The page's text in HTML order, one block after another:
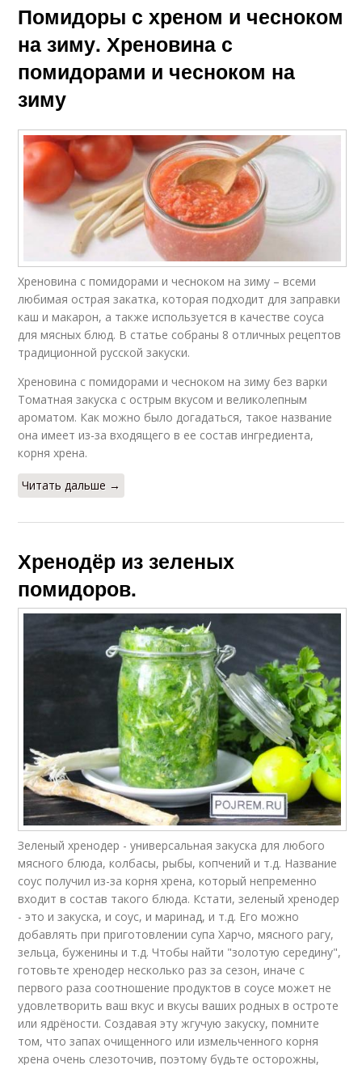
Помидоры с хреном и чесноком
на зиму. Хреновина с
помидорами и чесноком на
зиму
Хреновина с помидорами и чесноком на зиму – всеми
любимая острая закатка, которая подходит для заправки
каш и макарон, а также используется в качестве соуса
для мясных блюд. В статье собраны 8 отличных рецептов
традиционной русской закуски.
Хреновина с помидорами и чесноком на зиму без варки
Томатная закуска с острым вкусом и великолепным
ароматом. Как можно было догадаться, такое название
она имеет из-за входящего в ее состав ингредиента,
корня хрена.
Читать дальше →
Хренодёр из зеленых
помидоров.
Зеленый хренодер - универсальная закуска для любого
мясного блюда, колбасы, рыбы, копчений и т.д. Название
соус получил из-за корня хрена, который непременно
входит в состав такого блюда. Кстати, зеленый хренодер
- это и закуска, и соус, и маринад, и т.д. Его можно
добавлять при приготовлении супа Харчо, мясного рагу,
зельца, буженины и т.д. Чтобы найти "золотую середину",
готовьте хренодер несколько раз за сезон, иначе с
первого раза соотношение продуктов в соусе может не
удовлетворить ваш вкус и вкусы ваших родных в остроте
или ядрёности. Создавая эту жгучую закуску, помните
том, что запах очищенного или измельченного корня
хрена очень слезоточив, поэтому будьте осторожны,